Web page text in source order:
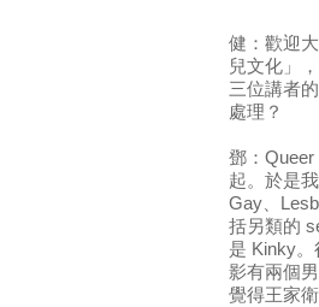
健：歡迎
兒文化」
三位講者
處理？
鄧：
起。於是
Gay、
括另類的
是 Kinky
影有兩個
覺得王家